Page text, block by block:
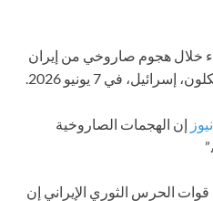
خلال هجوم صاروخي من إيران
في 7 يونيو 2026.
إن الهجمات الصاروخية
قوات الحرس الثوري الإيراني إن